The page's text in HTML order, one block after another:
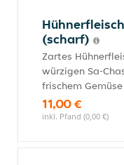
(scharf)
Zartes
würzigen Sa-
frischem Gemüse
11,00 €
inkl. Pfand (0,00 €)